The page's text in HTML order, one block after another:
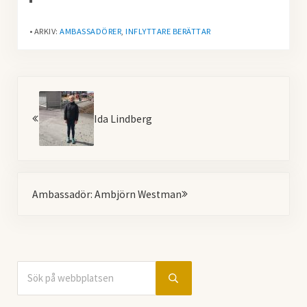
• ARKIV:AMBASSADÖRER ,INFLYTTARE BERÄTTAR
Ida Lindberg
Ambassadör: Ambjörn Westman
Sidebar
Submit search